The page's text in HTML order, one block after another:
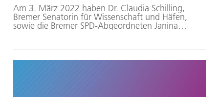
Am 3. März 2022 haben Dr. Claudia Schilling,
Bremer Senatorin für Wissenschaft und Häfen,
sowie die Bremer SPD-Abgeordneten Janina
und Raumfahrt (DLR) besucht.